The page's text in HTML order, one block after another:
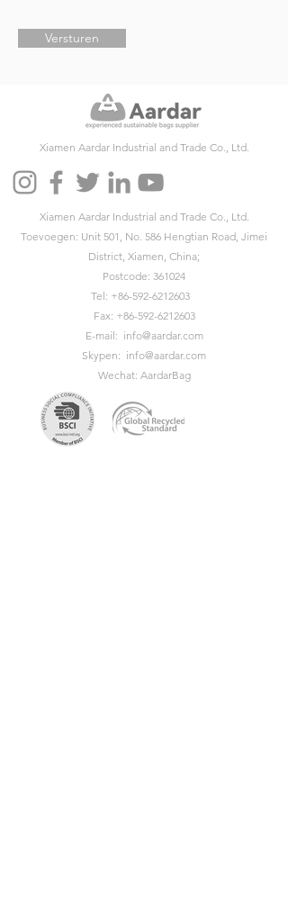
Versturen
Xiamen Aardar Industrial and Trade Co., Ltd.
Xiamen Aardar Industrial and Trade Co., Ltd.
Toevoegen: Unit 501, No. 586 Hengtian Road, Jimei
District, Xiamen, China;
Postcode: 361024
Tel: +86-592-6212603
Fax: +86-592-6212603
E-mail: info@aardar.com
Skypen: info@aardar.com
Wechat: AardarBag